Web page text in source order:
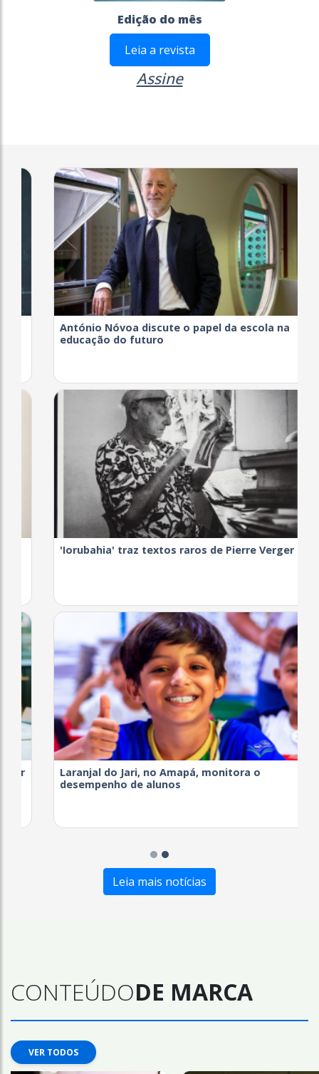
Edição do mês
Leia a revista
Assine
António Nóvoa discute o papel da escola na
educação do futuro
'Iorubahia' traz textos raros de Pierre Verger
Laranjal do Jari, no Amapá, monitora o
desempenho de alunos
Leia mais notícias
CONTEÚDODE MARCA
VER TODOS